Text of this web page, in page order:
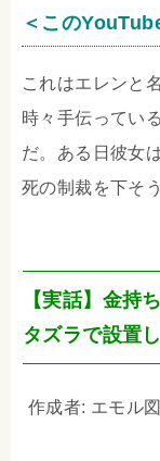
＜この
これはエレンと
時々手伝ってい
だ。ある日彼女
死の制裁を下そ
【実話】金持
タズラで設置
作成者: エモル